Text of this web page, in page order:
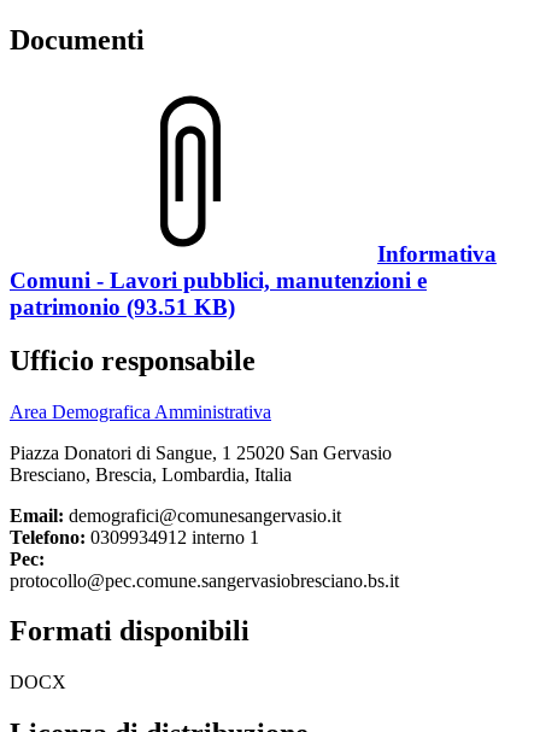
Documenti
Informativa
Comuni - Lavori pubblici, manutenzioni e
patrimonio (93.51 KB)
Ufficio responsabile
Area Demografica Amministrativa
Piazza Donatori di Sangue, 1 25020 San Gervasio
Bresciano, Brescia, Lombardia, Italia
Email: demografici@comunesangervasio.it
Telefono: 0309934912 interno 1
Pec:
protocollo@pec.comune.sangervasiobresciano.bs.it
Formati disponibili
DOCX